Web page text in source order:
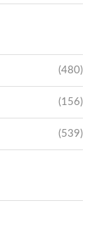
(480)
(156)
(539)